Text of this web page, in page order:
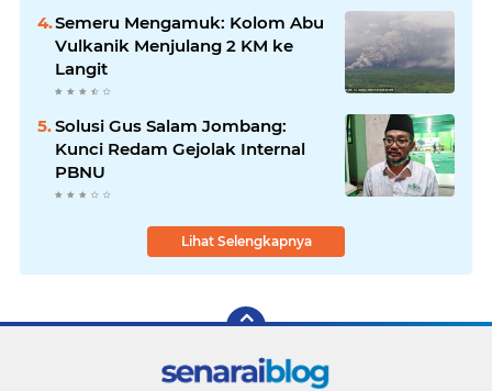
Semeru Mengamuk: Kolom Abu
Vulkanik Menjulang 2 KM ke
Langit
Solusi Gus Salam Jombang:
Kunci Redam Gejolak Internal
PBNU
Lihat Selengkapnya